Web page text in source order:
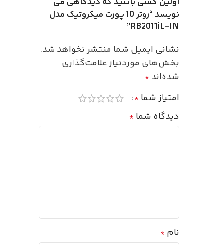
نویسد “روتر 10 پورت میکروتیک مدل
RB2011iL-IN”
نشانی ایمیل شما منتشر نخواهد شد.
بخش‌های موردنیاز علامت‌گذاری
شده‌اند *
امتیاز شما *
دیدگاه شما *
نام *